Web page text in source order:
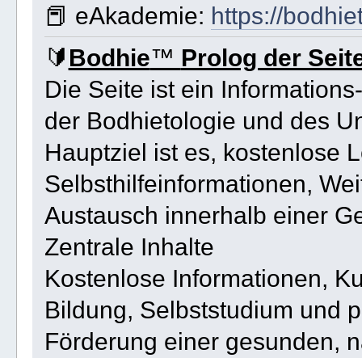
📕 eAkademie: https://
🔰 Bodhie™ Prolog der
Die Seite ist ein
der Bodhietologie und des
Hauptziel ist es, kostenlose
Selbsthilfeinformationen,
Austausch innerhalb einer
Zentrale Inhalte
Kostenlose Informationen,
Bildung, Selbststudium und
Förderung einer gesunden,